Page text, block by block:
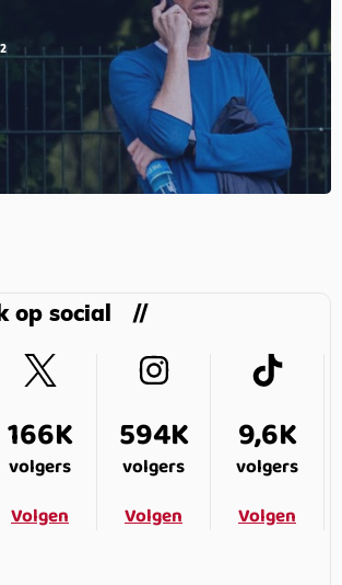
op social
166K
volgers
Volgen
594K
volgers
Volgen
9,6K
volgers
Volgen